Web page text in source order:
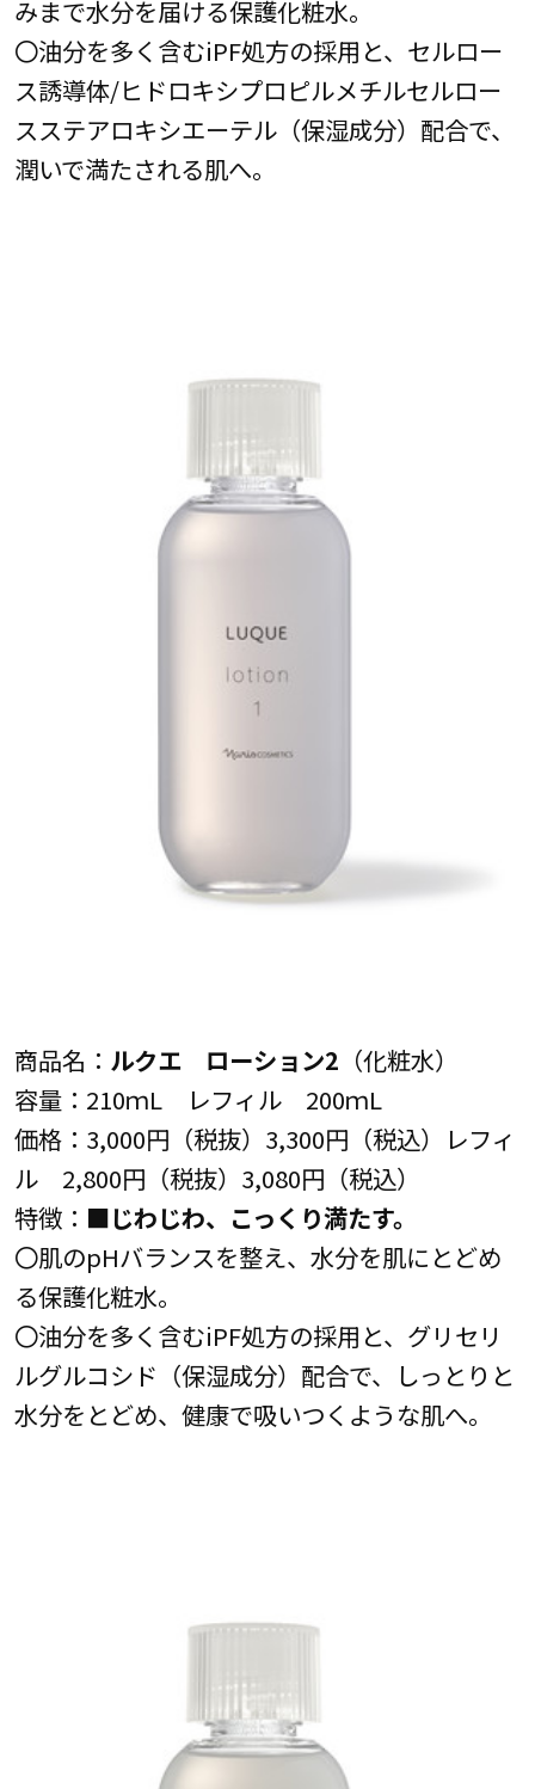
みまで水分を届ける保護化粧水。
〇油分を多く含むiPF処方の採用と、セルロー
ス誘導体/ヒドロキシプロピルメチルセルロー
スステアロキシエーテル（保湿成分）配合で、
潤いで満たされる肌へ。
商品名： ルクエ ローション2 （化粧水）
容量：210ｍL レフィル 200ｍL
価格：3,000円（税抜）3,300円（税込）レフィ
ル 2,800円（税抜）3,080円（税込）
特徴：■じわじわ、こっくり満たす。
〇肌のpHバランスを整え、水分を肌にとどめ
る保護化粧水。
〇油分を多く含むiPF処方の採用と、グリセリ
ルグルコシド（保湿成分）配合で、しっとりと
水分をとどめ、健康で吸いつくような肌へ。